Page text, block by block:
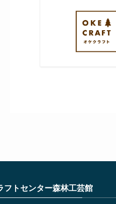
フトセンター森林工芸館